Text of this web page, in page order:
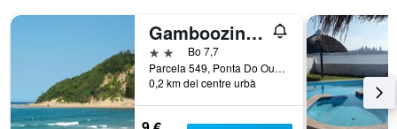
Gamboozini Lodge
2 estrelles
Bo 7,7
Parcela 549, Ponta Do Ouro, Ponta d'Ouro, Moçambic
0,2 km del centre urbà